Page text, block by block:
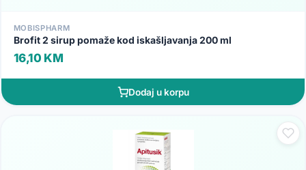
MOBISPHARM
Brofit 2 sirup pomaže kod iskašljavanja 200 ml
16,10 KM
Dodaj u korpu